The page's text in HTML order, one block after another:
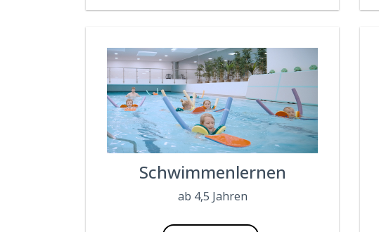
Schwimmenlernen
ab 4,5 Jahren